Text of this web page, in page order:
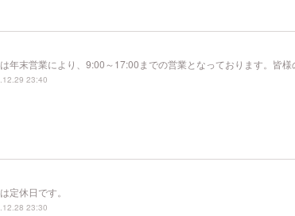
年末営業により、9:00～17:00までの営業となっております。皆様
23:40
定休日です。
23:30